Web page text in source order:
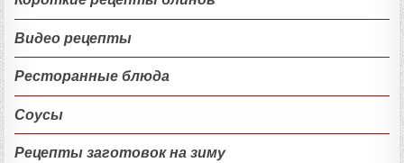
Видео рецепты
Ресторанные блюда
Соусы
Рецепты заготовок на зиму